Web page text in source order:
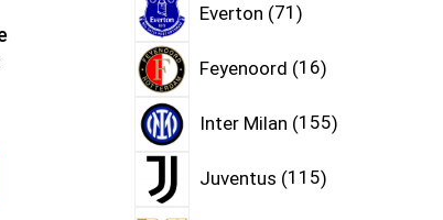
Everton 71
Feyenoord 16
Inter Milan 155
Juventus 115